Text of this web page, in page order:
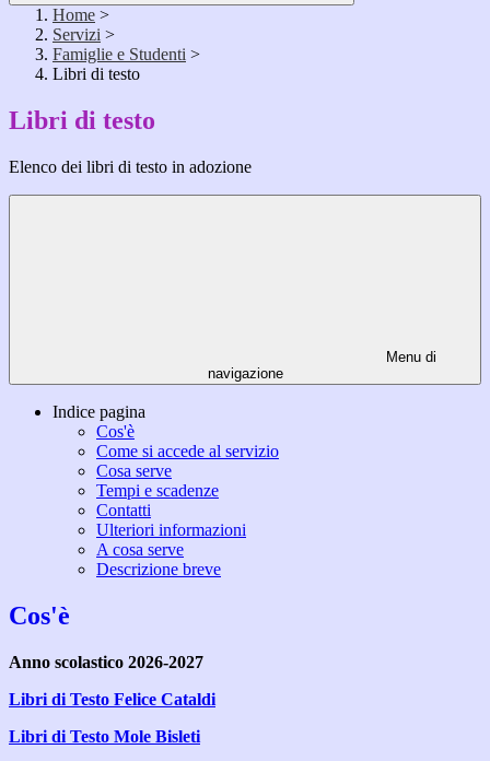
Home >
Servizi >
Famiglie e Studenti >
Libri di testo
Libri di testo
Elenco dei libri di testo in adozione
Menu di
navigazione
Indice pagina
Cos'è
Come si accede al servizio
Cosa serve
Tempi e scadenze
Contatti
Ulteriori informazioni
A cosa serve
Descrizione breve
Cos'è
Anno scolastico 2026-2027
Libri di Testo Felice Cataldi
Libri di Testo Mole Bisleti